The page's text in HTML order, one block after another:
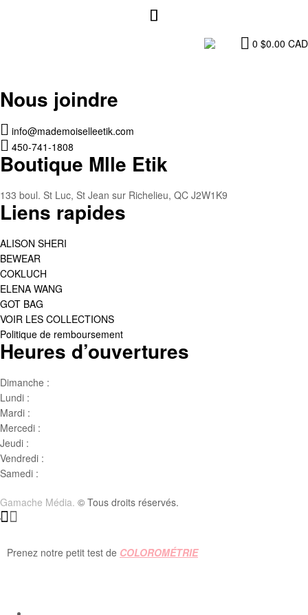
0 $0.00 CAD
Nous joindre
info@mademoiselleetik.com
450-741-1808
Boutique Mlle Etik
133 boul. St Luc, St Jean sur Richelieu, QC J2W1K9
Liens rapides
ALISON SHERI
BEWEAR
COKLUCH
ELENA WANG
GOT BAG
VOIR LES COLLECTIONS
Politique de remboursement
Heures d’ouvertures
Dimanche :
Lundi :
Mardi :
Mercedi :
Jeudi :
Vendredi :
Samedi :
Gamache Média. © Tous droits réservés.
Prenez notre petit test de COLOROMÉTRIE